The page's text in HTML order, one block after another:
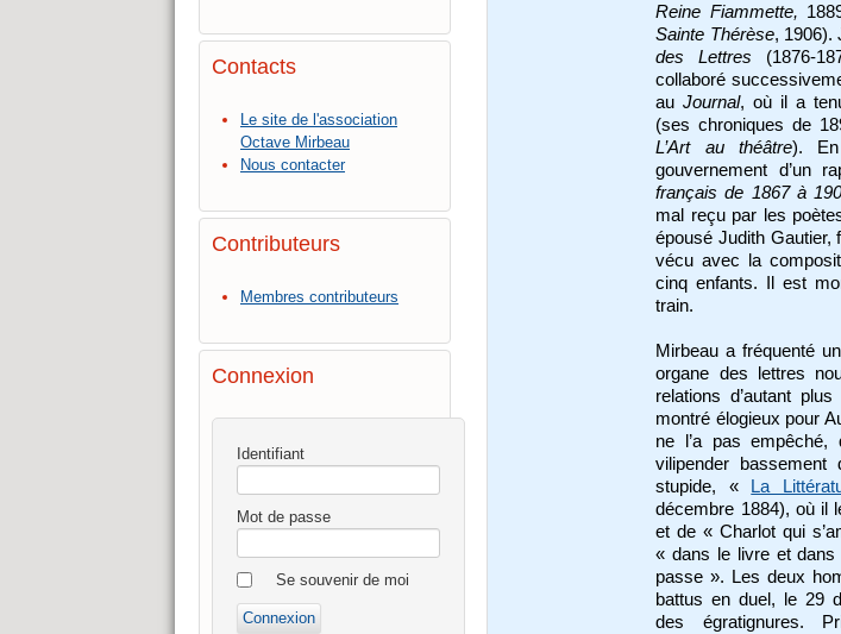
Contacts
Le site de l'association
Octave Mirbeau
Nous contacter
Contributeurs
Membres contributeurs
Connexion
Identifiant
Mot de passe
Se souvenir de moi
Reine Fiammette,
Sainte Thérèse, 1906).
des Lettres (1876-
collaboré
auJournal, où il a
(ses chroniques de
L’Art au théâtre).
gouvernement d’un
français de 1867 à
mal reçu par les
épousé Judith Gautier,
vécu avec la
cinq enfants. Il est
train.
Mirbeau a fréquenté
organe des lettres
relations d’autant
montré élogieux pour
ne l’a pas
vilipender
stupide, «
La
décembre 1884), où il
et de « Charlot qui
« dans le livre et dans
passe ». Les deux
battus en duel, le 29
des égratignures.